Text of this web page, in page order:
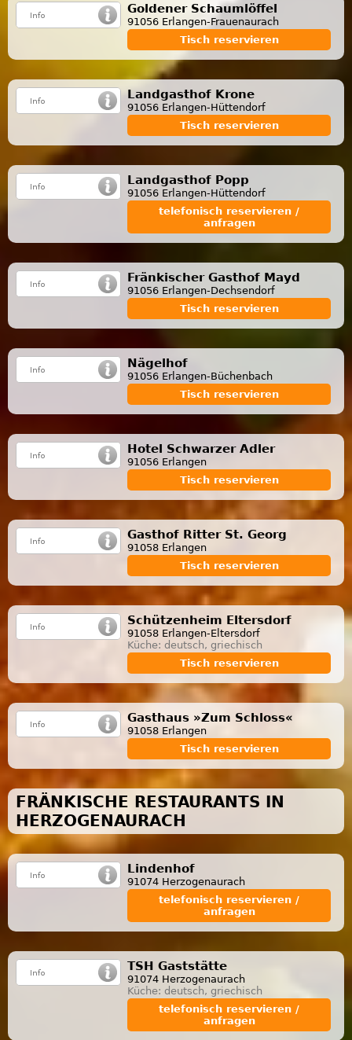
Goldener Schaumlöffel
91056 Erlangen-Frauenaurach
Tisch reservieren
Landgasthof Krone
91056 Erlangen-Hüttendorf
Tisch reservieren
Landgasthof Popp
91056 Erlangen-Hüttendorf
telefonisch reservieren /
anfragen
Fränkischer Gasthof Mayd
91056 Erlangen-Dechsendorf
Tisch reservieren
Nägelhof
91056 Erlangen-Büchenbach
Tisch reservieren
Hotel Schwarzer Adler
91056 Erlangen
Tisch reservieren
Gasthof Ritter St. Georg
91058 Erlangen
Tisch reservieren
Schützenheim Eltersdorf
91058 Erlangen-Eltersdorf
Küche: deutsch, griechisch
Tisch reservieren
Gasthaus »Zum Schloss«
91058 Erlangen
Tisch reservieren
FRÄNKISCHE RESTAURANTS IN
HERZOGENAURACH
Lindenhof
91074 Herzogenaurach
telefonisch reservieren /
anfragen
TSH Gaststätte
91074 Herzogenaurach
Küche: deutsch, griechisch
telefonisch reservieren /
anfragen